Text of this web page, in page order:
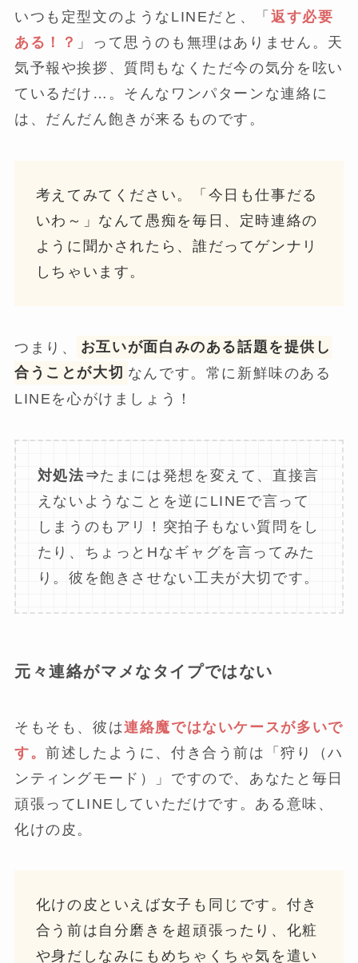
いつも定型文のようなLINEだと、「 返す必要
ある！？ 」って思うのも無理はありません。天
気予報や挨拶、質問もなくただ今の気分を呟い
ているだけ…。そんなワンパターンな連絡に
は、だんだん飽きが来るものです。
考えてみてください。「今日も仕事だる
いわ～」なんて愚痴を毎日、定時連絡の
ように聞かされたら、誰だってゲンナリ
しちゃいます。
つまり、
お互いが面白みのある話題を提供し
合うことが大切 なんです。常に新鮮味のある
LINEを心がけましょう！
対処法⇒たまには発想を変えて、直接言
えないようなことを逆にLINEで言って
しまうのもアリ！突拍子もない質問をし
たり、ちょっとHなギャグを言ってみた
り。彼を飽きさせない工夫が大切です。
元々連絡がマメなタイプではない
そもそも、彼は連絡魔ではないケースが多いで
す。前述したように、付き合う前は「狩り（ハ
ンティングモード）」ですので、あなたと毎日
頑張ってLINEしていただけです。ある意味、
化けの皮。
化けの皮といえば女子も同じです。付き
合う前は自分磨きを超頑張ったり、化粧
や身だしなみにもめちゃくちゃ気を遣い